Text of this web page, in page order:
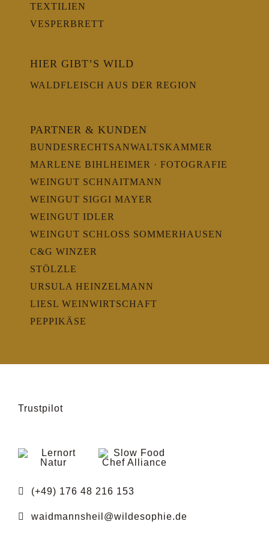
TEXTILIEN
VESPERBRETT
HIER GIBT’S WILD
WALDFLEISCH AUS DER REGION
PARTNER & KUNDEN
BUNDESRECHTSANWALTSKAMMER
MARLENE BIHLHEIMER · FOTOGRAFIE
WEINGUT SCHNAITMANN
WEINGUT SIGGI MAYER
WEINGUT IDLER
WEINGUT SCHLOSS SOMMERHAUSEN
C&G WINZER
STÖLZLE
URSULA HEINZELMANN
LIESL WEINWIRTSCHAFT
PEPPIKÄSE
Trustpilot
(+49) 176 48 216 153
waidmannsheil@wildesophie.de